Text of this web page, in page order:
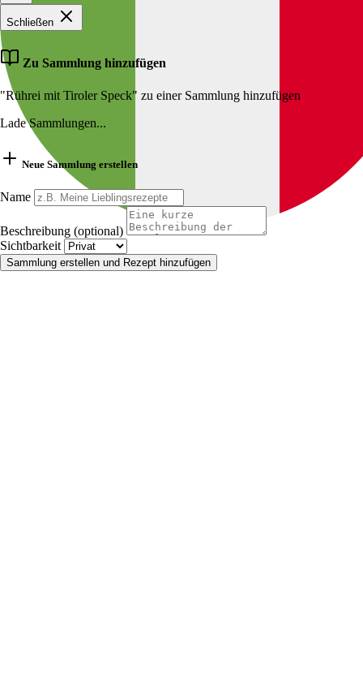
Schließen
Zu Sammlung hinzufügen
"Rührei mit Tiroler Speck" zu einer Sammlung hinzufügen
Lade Sammlungen...
Neue Sammlung erstellen
Name
Beschreibung (optional)
Sichtbarkeit
Sammlung erstellen und Rezept hinzufügen